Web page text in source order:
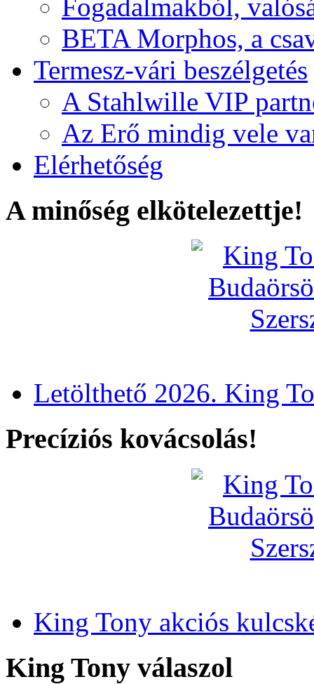
Fogadalmakból,
BETA Morphos, a
Termesz-vári beszélgetés
A Stahlwille VIP
Az Erő mindig vele
Elérhetőség
A minőség elkötelezettje!
Letölthető 2026. King
Precíziós kovácsolás!
King Tony akciós
King Tony válaszol